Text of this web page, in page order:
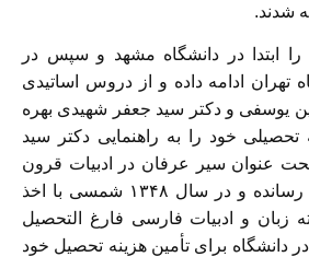
شدند.
را ابتدا در دانشگاه مشهد و سپس در
تهران ادامه داده و از دروس اساتیدی
یوسفی و دکتر سید جعفر شهیدی بهره
تحصیلی خود را به راهنمایی دکتر سید
عنوان سیر عرفان در ادبیات قرون
ششم و هفتم به پایان رسانده و در سال ۱۳۴۸ شمسی با اخذ
زبان و ادبیات فارسی فارغ التحصیل
دانشگاه برای تأمین هزینه تحصیل خود